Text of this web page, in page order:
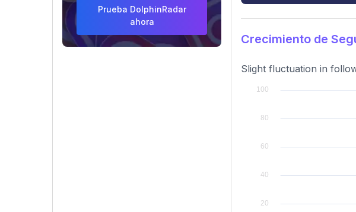
Prueba DolphinRadar
ahora
Crecimiento de
Slight fluctuation in